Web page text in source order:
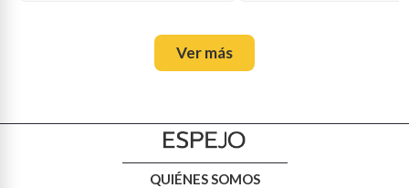
Ver más
QUIÉNES SOMOS